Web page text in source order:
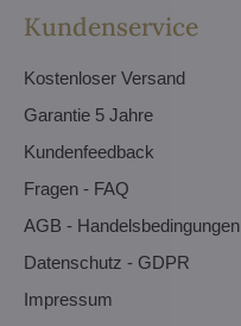
Kundenservice
Kostenloser Versand
Garantie 5 Jahre
Kundenfeedback
Fragen - FAQ
AGB - Handelsbedingungen
Datenschutz - GDPR
Impressum